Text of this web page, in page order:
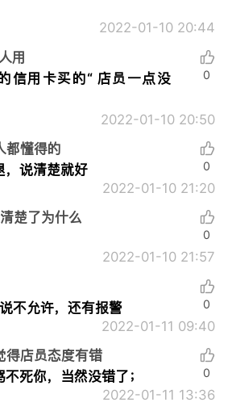
2022-01-10 20:44
用
信用卡买的“ 店员一点没
2022-01-10 20:50
0
都懂得的
，说清楚就好
2022-01-10 21:20
0
楚了为什么
2022-01-10 21:57
0
不允许，还有报警
2022-01-11 09:40
0
得店员态度有错
死你，当然没错了；
2022-01-11 13:36
0